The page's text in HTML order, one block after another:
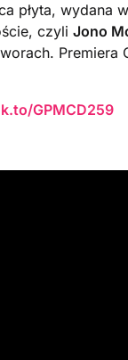
płyta, wydana
czyli Jono
Premiera
GPMCD259